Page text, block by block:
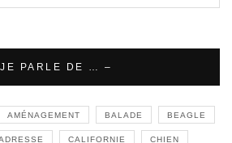
PARLE DE … –
AMÉNAGEMENT BALADE BEAGLE
CALIFORNIE CHIEN